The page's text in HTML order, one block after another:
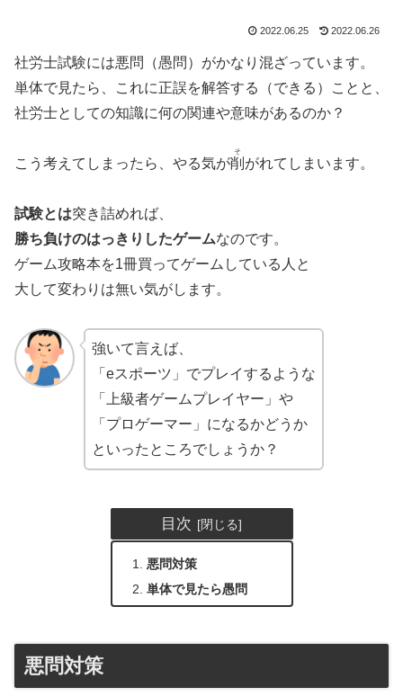
2022.06.25 2022.06.26
社労士試験には悪問（愚問）がかなり混ざっています。
単体で見たら、これに正誤を解答する（できる）ことと、
社労士としての知識に何の関連や意味があるのか？
こう考えてしまったら、やる気が削
そ
がれてしまいます。
試験とは突き詰めれば、
勝ち負けのはっきりしたゲームなのです。
ゲーム攻略本を1冊買ってゲームしている人と
大して変わりは無い気がします。
強いて言えば、
「eスポーツ」でプレイするような
「上級者ゲームプレイヤー」や
「プロゲーマー」になるかどうか
といったところでしょうか？
目次
悪問対策
単体で見たら愚問
悪問対策